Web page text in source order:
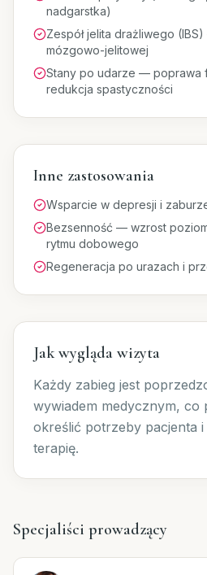
nadgarstka)
Zespół jelita drażliwego
mózgowo-jelitowej
Stany po udarze — poprawa
redukcja spastyczności
Inne zastosowania
Wsparcie w depresji i
Bezsenność — wzrost
rytmu dobowego
Regeneracja po urazach i
Jak wygląda wizyta
Każdy zabieg jest
wywiadem medycznym, co
określić potrzeby pacjenta
terapię.
Specjaliści prowadzący